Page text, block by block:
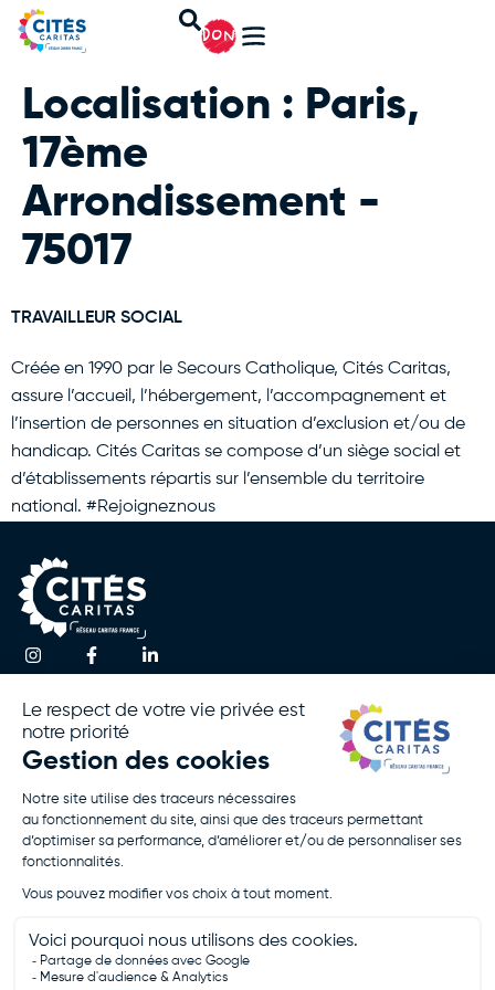
DON
Localisation : Paris,
17ème
Arrondissement -
75017
TRAVAILLEUR SOCIAL
Créée en 1990 par le Secours Catholique, Cités Caritas,
assure l’accueil, l’hébergement, l’accompagnement et
l’insertion de personnes en situation d’exclusion et/ou de
handicap. Cités Caritas se compose d’un siège social et
d’établissements répartis sur l’ensemble du territoire
national. #Rejoigneznous
Notre
Association
Activités
Agir Avec
Nous
Rejoignez-
Je Fais Un
Don
Presse
D’activité
Politique De
Mentions
Contactez-nous
!